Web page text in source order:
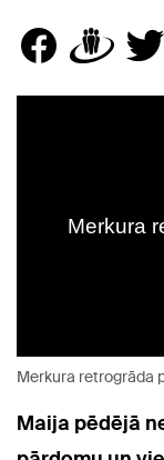
Merkura retrogrāda
Maija pēdējā